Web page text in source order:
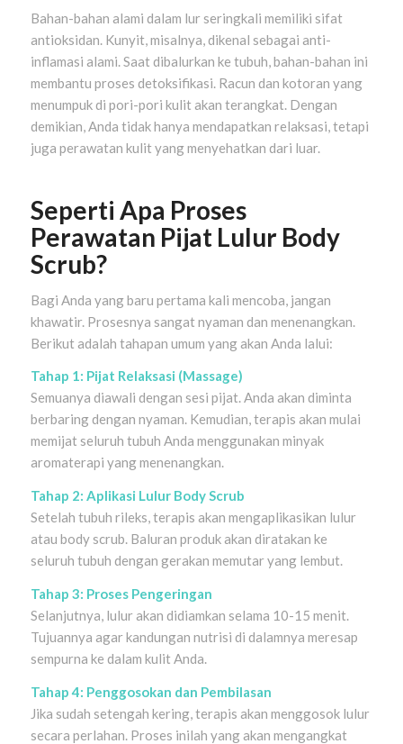
Bahan-bahan alami dalam lur seringkali memiliki sifat
antioksidan. Kunyit, misalnya, dikenal sebagai anti-
inflamasi alami. Saat dibalurkan ke tubuh, bahan-bahan ini
membantu proses detoksifikasi. Racun dan kotoran yang
menumpuk di pori-pori kulit akan terangkat. Dengan
demikian, Anda tidak hanya mendapatkan relaksasi, tetapi
juga perawatan kulit yang menyehatkan dari luar.
Seperti Apa Proses
Perawatan Pijat Lulur Body
Scrub?
Bagi Anda yang baru pertama kali mencoba, jangan
khawatir. Prosesnya sangat nyaman dan menenangkan.
Berikut adalah tahapan umum yang akan Anda lalui:
Tahap 1: Pijat Relaksasi (Massage)
Semuanya diawali dengan sesi pijat. Anda akan diminta
berbaring dengan nyaman. Kemudian, terapis akan mulai
memijat seluruh tubuh Anda menggunakan minyak
aromaterapi yang menenangkan.
Tahap 2: Aplikasi Lulur Body Scrub
Setelah tubuh rileks, terapis akan mengaplikasikan lulur
atau body scrub. Baluran produk akan diratakan ke
seluruh tubuh dengan gerakan memutar yang lembut.
Tahap 3: Proses Pengeringan
Selanjutnya, lulur akan didiamkan selama 10-15 menit.
Tujuannya agar kandungan nutrisi di dalamnya meresap
sempurna ke dalam kulit Anda.
Tahap 4: Penggosokan dan Pembilasan
Jika sudah setengah kering, terapis akan menggosok lulur
secara perlahan. Proses inilah yang akan mengangkat